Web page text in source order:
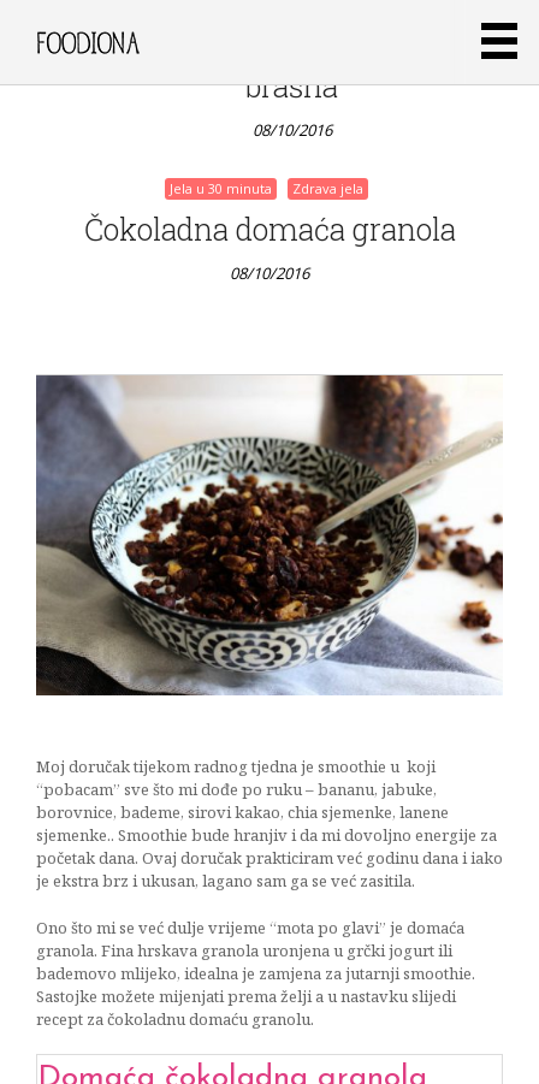
Jela u 30 minuta
Zdrava jela
Štrudla
bez
glutena
sa
šljivama
08/10/2016
brašna
08/10/2016
Jela u 30 minuta Zdrava jela
Čokoladna domaća granola
08/10/2016
Moj doručak tijekom radnog tjedna je smoothie u koji
“pobacam” sve što mi dođe po ruku – bananu, jabuke,
borovnice, bademe, sirovi kakao, chia sjemenke, lanene
sjemenke.. Smoothie bude hranjiv i da mi dovoljno energije za
početak dana. Ovaj doručak prakticiram već godinu dana i iako
je ekstra brz i ukusan, lagano sam ga se već zasitila.
Ono što mi se već dulje vrijeme “mota po glavi” je domaća
granola. Fina hrskava granola uronjena u grčki jogurt ili
bademovo mlijeko, idealna je zamjena za jutarnji smoothie.
Sastojke možete mijenjati prema želji a u nastavku slijedi
recept za čokoladnu domaću granolu.